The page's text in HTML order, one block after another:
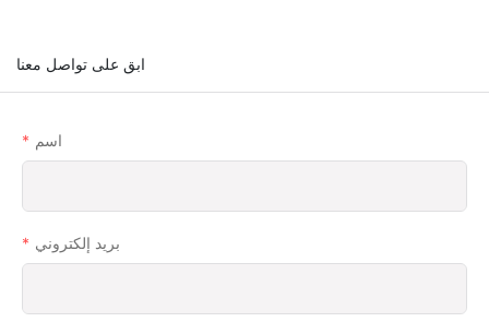
ابق على تواصل معنا
اسم
بريد إلكتروني